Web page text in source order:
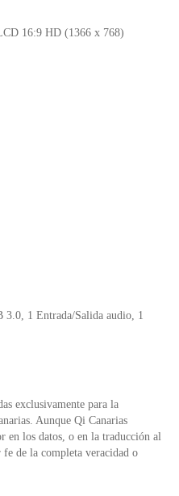
16:9 HD (1366 x 768)
1 Entrada/Salida audio, 1
exclusivamente para la
Aunque Qi Canarias
en los datos, o en la traducción al
de la completa veracidad o